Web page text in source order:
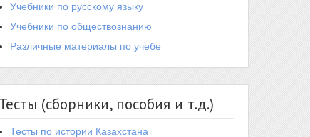
Учебники по русскому языку
Учебники по обществознанию
Различные материалы по учебе
Тесты (сборники, пособия и т.д.)
Тесты по истории Казахстана